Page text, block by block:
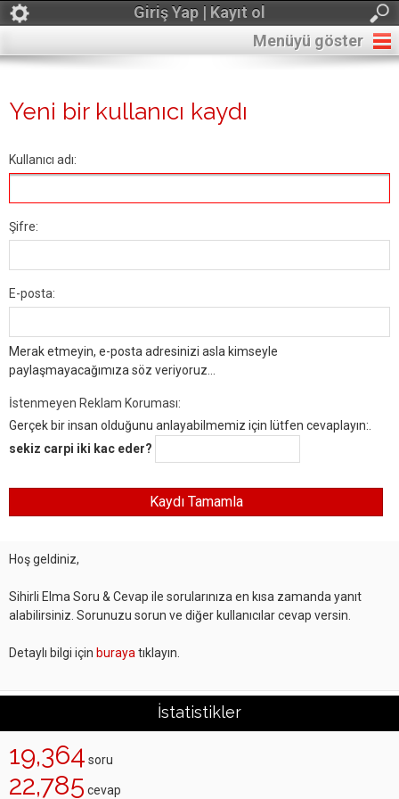
Giriş Yap | Kayıt ol
Menüyü göster
Yeni bir kullanıcı kaydı
Kullanıcı adı:
Şifre:
E-posta:
Merak etmeyin, e-posta adresinizi asla kimseyle
paylaşmayacağımıza söz veriyoruz...
İstenmeyen Reklam Koruması:
Gerçek bir insan olduğunu anlayabilmemiz için lütfen cevaplayın:.
sekiz carpi iki kac eder?
Hoş geldiniz,
Sihirli Elma Soru & Cevap ile sorularınıza en kısa zamanda yanıt
alabilirsiniz. Sorunuzu sorun ve diğer kullanıcılar cevap versin.
Detaylı bilgi için buraya tıklayın.
İstatistikler
19,364 soru
22,785 cevap